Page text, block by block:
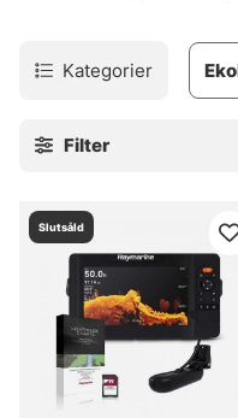
Kategorier
Filter
Slutsåld